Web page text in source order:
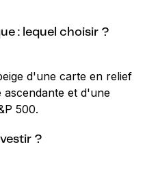
: lequel choisir ?
?